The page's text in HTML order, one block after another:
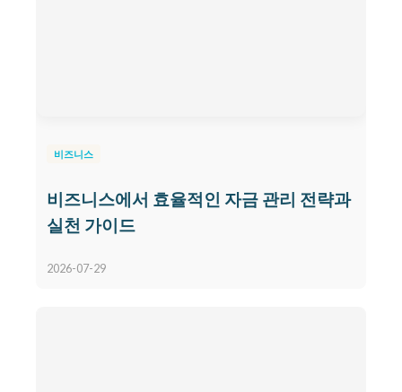
비즈니스
비즈니스에서 효율적인 자금 관리 전략과
실천 가이드
2026-07-29